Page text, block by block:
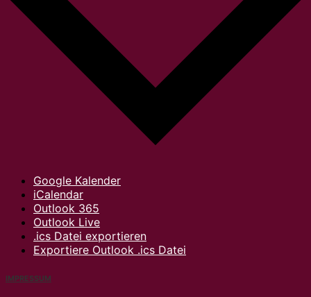
Google Kalender
iCalendar
Outlook 365
Outlook Live
.ics Datei exportieren
Exportiere Outlook .ics Datei
IMPRESSUM